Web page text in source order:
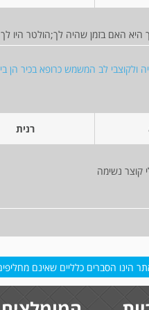
האם בזמן שהיה לך;הולטר היו
ולקוצבי לב המשמש כרופא בכיר הן
רנית
קוצר נשימה
הינו הסברים כלליים שאינם